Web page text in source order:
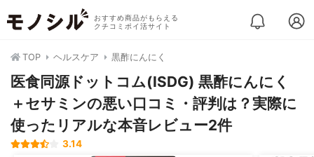
おすすめ商品がもらえる
クチコミポイ活サイト
TOP ヘルスケア 黒酢にんにく
医食同源ドットコム(ISDG) 黒酢にんにく
＋セサミンの悪い口コミ・評判は？実際に
使ったリアルな本音レビュー2件
3.14